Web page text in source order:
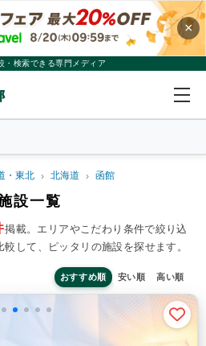
×
・検索できる専門メディア
2 名 × 1室
40,000円~/人
・東北 北海道 函館
設一覧
掲載。 エリアやこだわり条件で絞り込
して、ピッタリの施設を探せます。
おすすめ順 安い順 高い順